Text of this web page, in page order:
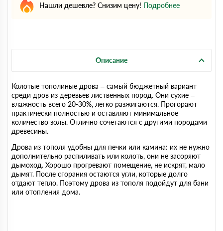
Нашли дешевле? Снизим цену! Подробнее
Описание
Колотые тополиные дрова – самый бюджетный вариант
среди дров из деревьев лиственных пород. Они сухие –
влажность всего 20-30%, легко разжигаются. Прогорают
практически полностью и оставляют минимальное
количество золы. Отлично сочетаются с другими породами
древесины.
Дрова из тополя удобны для печки или камина: их не нужно
дополнительно распиливать или колоть, они не засоряют
дымоход. Хорошо прогревают помещение, не искрят, мало
дымят. После сгорания остаются угли, которые долго
отдают тепло. Поэтому дрова из тополя подойдут для бани
или отопления дома.